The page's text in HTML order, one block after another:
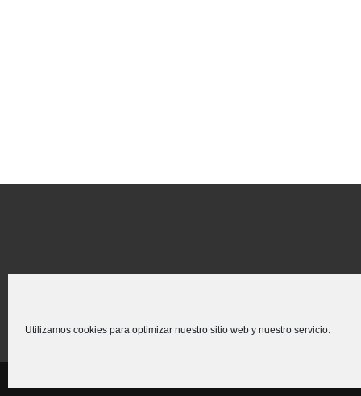
Utilizamos cookies para optimizar nuestro sitio web y nuestro servicio.